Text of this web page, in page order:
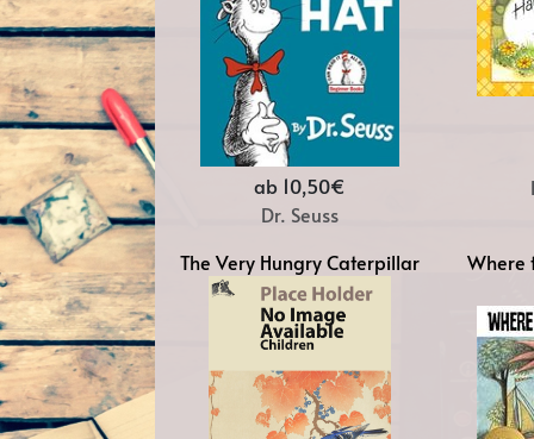
ab 10,50€
Dr. Seuss
The Very Hungry Caterpillar Where